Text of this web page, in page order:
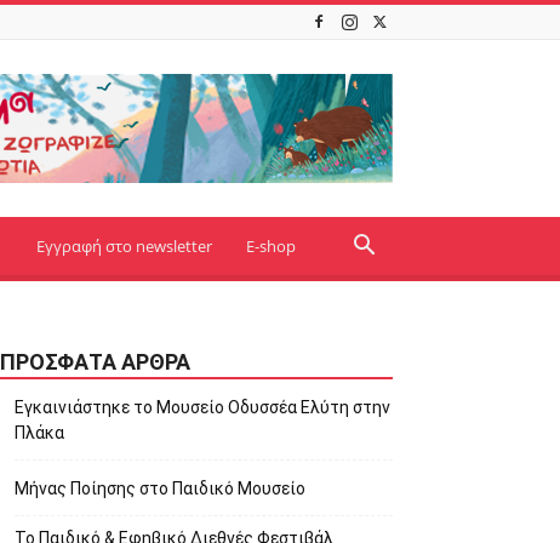
Εγγραφή στο newsletter E-shop
ΠΡΌΣΦΑΤΑ ΆΡΘΡΑ
Εγκαινιάστηκε το Μουσείο Οδυσσέα Ελύτη στην
Πλάκα
Μήνας Ποίησης στο Παιδικό Μουσείο
Το Παιδικό & Εφηβικό Διεθνές Φεστιβάλ